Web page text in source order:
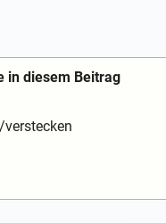
in diesem Beitrag